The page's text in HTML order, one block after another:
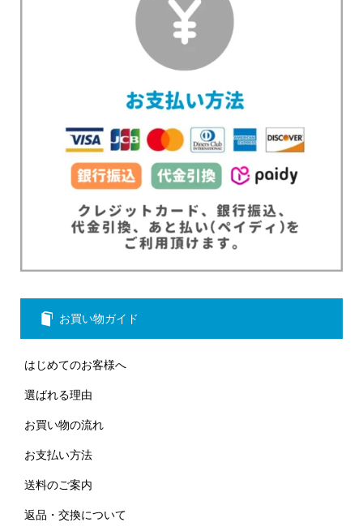
お買い物ガイド
はじめてのお客様へ
選ばれる理由
お買い物の流れ
お支払い方法
送料のご案内
返品・交換について